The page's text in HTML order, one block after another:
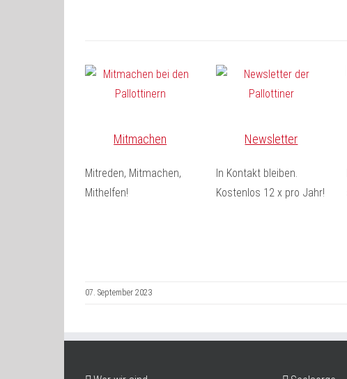
Mitmachen
Mitreden, Mitmachen,
Mithelfen!
Newsletter
In Kontakt bleiben.
Kostenlos 12 x pro Jahr!
07. September 2023